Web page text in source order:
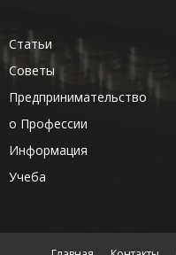
Статьи
Советы
Предпринимательство
о Профессии
Информация
Учеба